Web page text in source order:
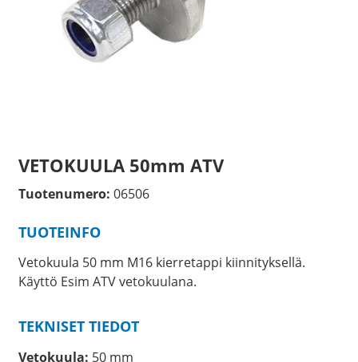
VETOKUULA 50mm ATV
Tuotenumero: 06506
TUOTEINFO
Vetokuula 50 mm M16 kierretappi kiinnityksellä.
Käyttö Esim ATV vetokuulana.
TEKNISET TIEDOT
Vetokuula: 50 mm